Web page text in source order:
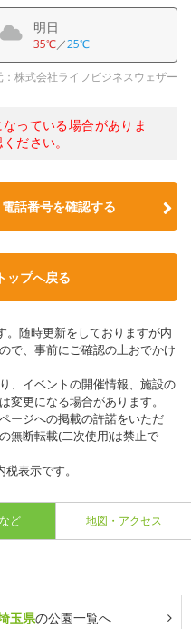
明日
35℃／25℃
株式会社ライフビジネスウェザー
っている場合がありま
ださい。
話番号を確認する
ップへ戻る
随時更新をしておりますが内
で、事前にご確認の上おでかけ
、イベントの開催情報、施設の
変更になる場合があります。
ージへの掲載の許諾をいただ
無断転載(二次使用)は禁止で
表示です。
ど 地図・アクセス
玉県の公園一覧へ